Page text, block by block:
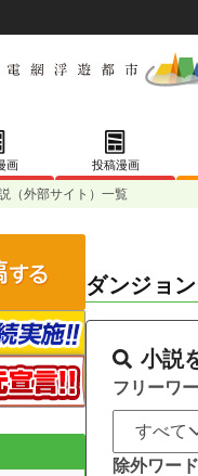
画 投稿漫画
（外部サイト）一覧
ダンジョ
小説
フリーワ
除外ワード